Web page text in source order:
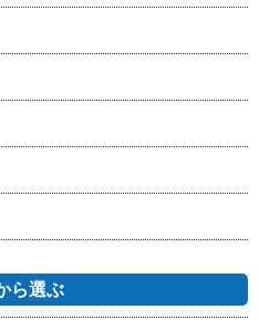
ら選ぶ